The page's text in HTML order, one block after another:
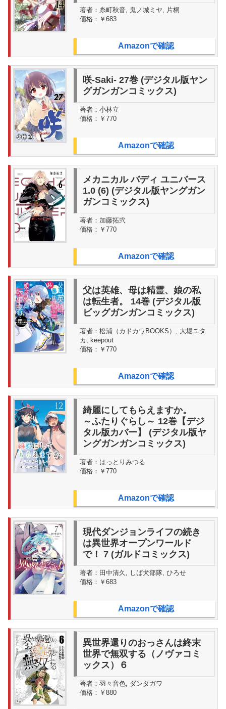
著者： 糸町秋音, 鬼ノ城ミヤ, 片桐
価格： ￥683
Amazonで確認
咲-Saki- 27巻 (デジタル版ヤン
グガンガンコミックス)
著者： 小林立
価格： ￥770
Amazonで確認
メカニカル バディ ユニバース
1.0 (6) (デジタル版ヤングガン
ガンコミックス)
著者： 加藤拓弐
価格： ￥770
Amazonで確認
父は英雄、母は精霊、娘の私
は転生者。 14巻 (デジタル版
ビッグガンガンコミックス)
著者： 松浦（カドカワBOOKS）, 大堀ユタ
カ, keepout
価格： ￥770
Amazonで確認
綺麗にしてもらえますか。
～ふたりぐらし～ 12巻【デジ
タル版カバー】 (デジタル版ヤ
ングガンガンコミックス)
著者： はっとりみつる
価格： ￥770
Amazonで確認
現代ダンジョンライフの続き
は異世界オープンワールド
で！ 7 (ガルドコミックス)
著者： 田中清久, しば犬部隊, ひろせ
価格： ￥683
Amazonで確認
異世界還りのおっさんは終末
世界で無双する（ノヴァコミ
ックス）６
著者： 羽々音色, ダンタガワ
価格： ￥880